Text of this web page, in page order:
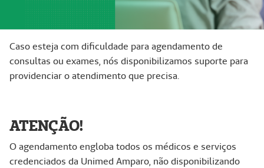
Caso esteja com dificuldade para agendamento de
consultas ou exames, nós disponibilizamos suporte para
providenciar o atendimento que precisa.
ATENÇÃO!
O agendamento engloba todos os médicos e serviços
credenciados da Unimed Amparo, não disponibilizando